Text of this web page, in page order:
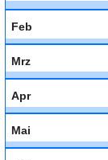
Feb
Mrz
Apr
Mai